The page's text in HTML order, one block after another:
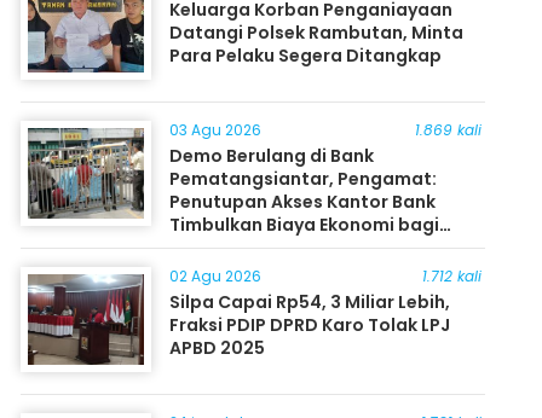
Keluarga Korban Penganiayaan
Datangi Polsek Rambutan, Minta
Para Pelaku Segera Ditangkap
03 Agu 2026 1.869 kali
Demo Berulang di Bank
Pematangsiantar, Pengamat:
Penutupan Akses Kantor Bank
Timbulkan Biaya Ekonomi bagi
Masyarakat
02 Agu 2026 1.712 kali
Silpa Capai Rp54, 3 Miliar Lebih,
Fraksi PDIP DPRD Karo Tolak LPJ
APBD 2025